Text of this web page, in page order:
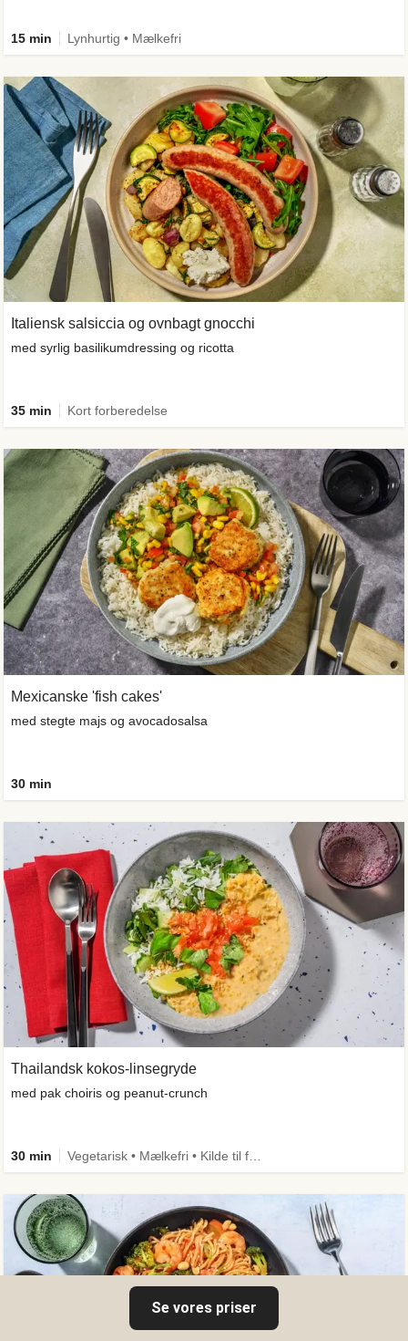
15 min Lynhurtig • Mælkefri
Italiensk salsiccia og ovnbagt gnocchi
med syrlig basilikumdressing og ricotta
35 min Kort forberedelse
Mexicanske 'fish cakes'
med stegte majs og avocadosalsa
30 min
Thailandsk kokos-linsegryde
med pak choiris og peanut-crunch
30 min
Se vores priser